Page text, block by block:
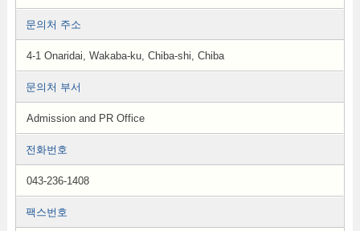
문의처 주소
4-1 Onaridai, Wakaba-ku, Chiba-shi, Chiba
문의처 부서
Admission and PR Office
전화번호
043-236-1408
팩스번호